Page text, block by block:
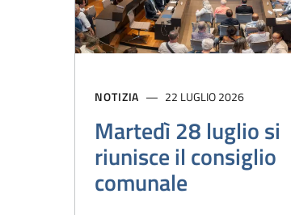
NOTIZIA 22 LUGLIO 2026
Martedì 28 luglio si
riunisce il consiglio
comunale